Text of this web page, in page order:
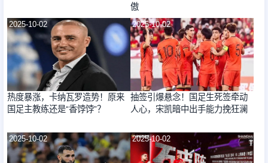
傲
2025-10-02
热度暴涨，卡纳瓦罗造势！原来
国足主教练还是“香饽饽”？
2025-10-02
抽签引爆悬念！国足生死签牵动
人心，宋凯暗中出手能力挽狂澜
2025-10-02 2025-10-02